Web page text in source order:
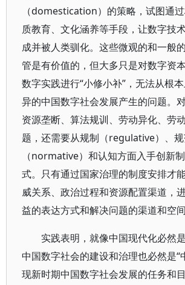
（domestication）的策略，试图通
质教育、文化涵养等手段，让数字技
成并被人类驯化。这些微观的和一般
管是有价值的，但大多只是对数字资
数字实践进行“小修小补”，无法从根
异的中国数字社会发展产生的问题。
资源垄断、算法规训、劳动异化、劳
题，还需要从规制（regulative）、
（normative）和认知方面入手创新
式。只有通过国家治理的制度安排才
威关系、政治过程和资源配置渠道，
益的表达方式和解决问题的渠道和空间
实践表明，就像中国现代化必然是
中国数字社会的建设和治理也必然是“
现新时期中国数字社会发展的任务和